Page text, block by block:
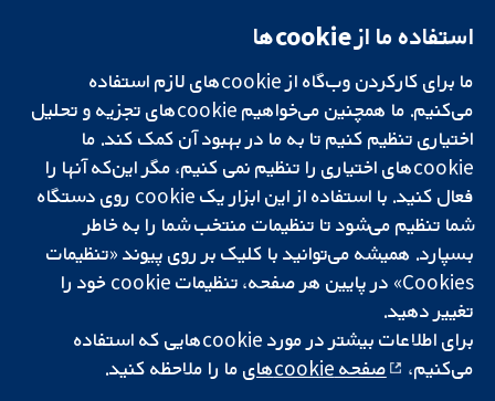
تحقیقات قابل
اعتماد.
تصمیم‌گیری آگاهانه.
سلامت بهتر.
میدان کاوندیش
لندن
W1G 0AN
بریتانیا
دفتر رسانه‌ای
درباره ما
فرصت‌های
شغلی
Cochrane
Library
شبکه همکاری کاکرین، یک مؤسسه خیریه (شماره 1045921) و یک شرکت با
و ولز است. شماره ثبت مالیات بر ارزش افزوده: GB 718 2127 49.
کپی‌رایت © ۲۰۲۵ همکاری کاکرین
استفاده ما از cookie‌ها
ما برای کارکردن وب‌گاه از cookie‌های لازم استفاده
می‌کنیم. ما همچنین می‌خواهیم cookie‌های تجزیه و تحلیل
اختیاری تنظیم کنیم تا به ما در بهبود آن کمک کند. ما
cookie‌های اختیاری را تنظیم نمی کنیم، مگر این‌که آنها را
فعال کنید. با استفاده از این ابزار یک cookie‌ روی دستگاه
شما تنظیم می‌شود تا تنظیمات منتخب شما را به خاطر
بسپارد. همیشه می‌توانید با کلیک بر روی پیوند «تنظیمات
Cookies» در پایین هر صفحه، تنظیمات cookie‌ خود را
تغییر دهید.
برای اطلاعات بیشتر در مورد cookie‌هایی که استفاده
می‌کنیم،
صفحه cookie‌های ما را ملاحظه کنید.